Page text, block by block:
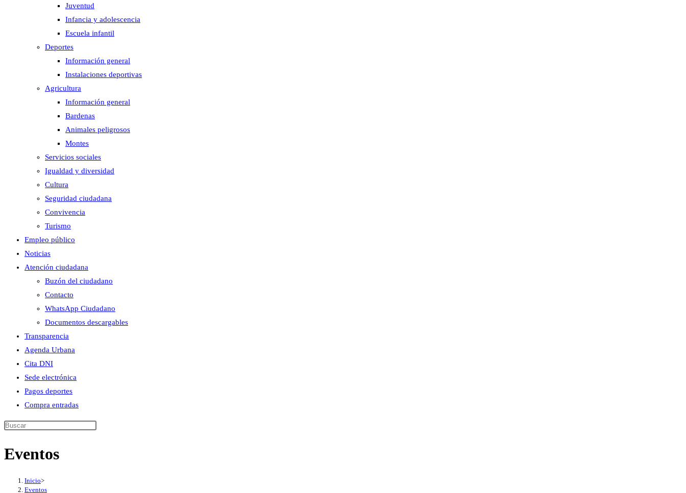
Juventud
Infancia y adolescencia
Escuela infantil
Deportes
Información general
Instalaciones deportivas
Agricultura
Información general
Bardenas
Animales peligrosos
Montes
Servicios sociales
Igualdad y diversidad
Cultura
Seguridad ciudadana
Convivencia
Turismo
Empleo público
Noticias
Atención ciudadana
Buzón del ciudadano
Contacto
WhatsApp Ciudadano
Documentos descargables
Transparencia
Agenda Urbana
Cita DNI
Sede electrónica
Pagos deportes
Compra entradas
Buscar
esta
Eventos
Inicio>
Eventos